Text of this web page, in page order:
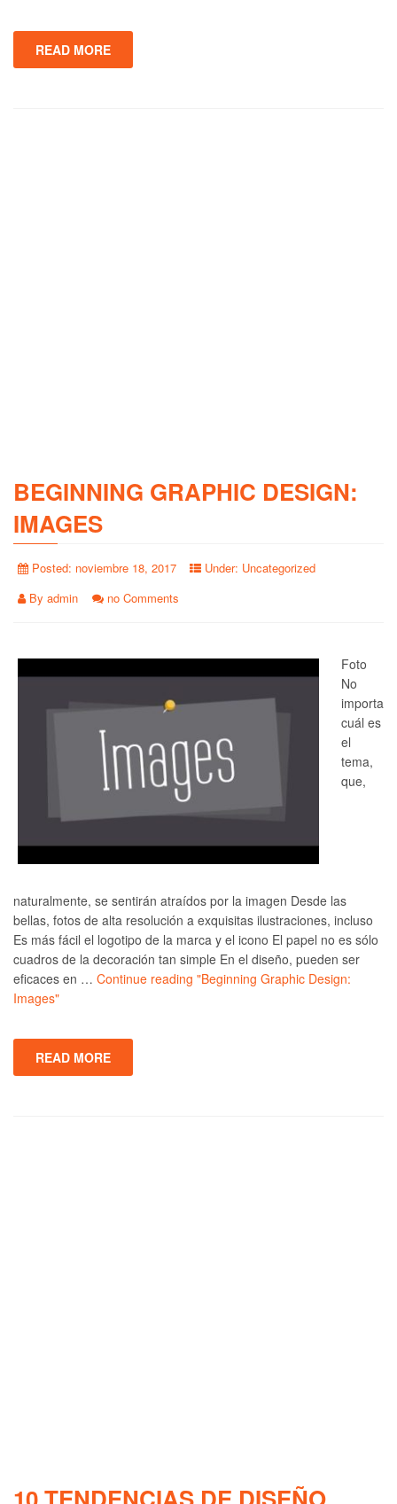
READ MORE
BEGINNING GRAPHIC DESIGN:
IMAGES
Posted: noviembre 18, 2017 Under: Uncategorized
By admin no Comments
Foto
No
importa
cuál es
el
tema,
que,
naturalmente, se sentirán atraídos por la imagen Desde las
bellas, fotos de alta resolución a exquisitas ilustraciones, incluso
Es más fácil el logotipo de la marca y el icono El papel no es sólo
cuadros de la decoración tan simple En el diseño, pueden ser
eficaces en … Continue reading "Beginning Graphic Design:
Images"
READ MORE